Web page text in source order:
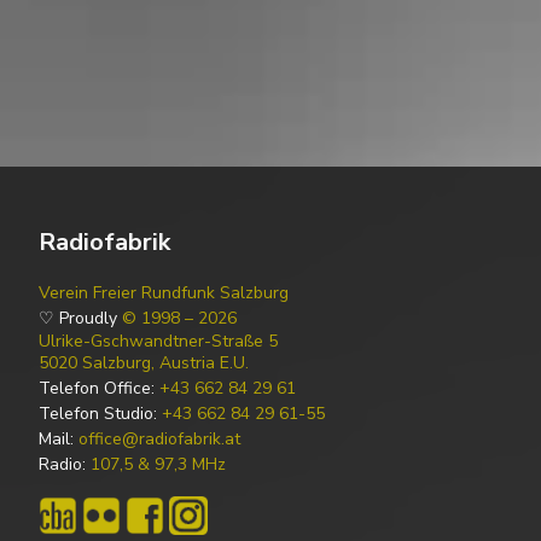
Radiofabrik
Verein Freier Rundfunk Salzburg
♡ Proudly © 1998 – 2026
Ulrike-Gschwandtner-Straße 5
5020 Salzburg, Austria E.U.
Telefon Office: +43 662 84 29 61
Telefon Studio: +43 662 84 29 61-55
Mail: office@radiofabrik.at
Radio: 107,5 & 97,3 MHz